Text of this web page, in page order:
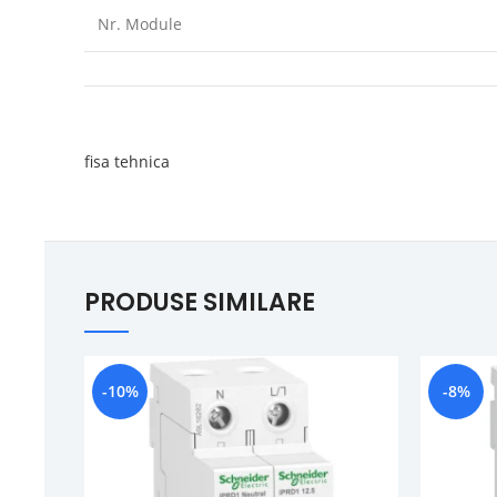
Nr. Module
fisa tehnica
PRODUSE SIMILARE
-10% -8%